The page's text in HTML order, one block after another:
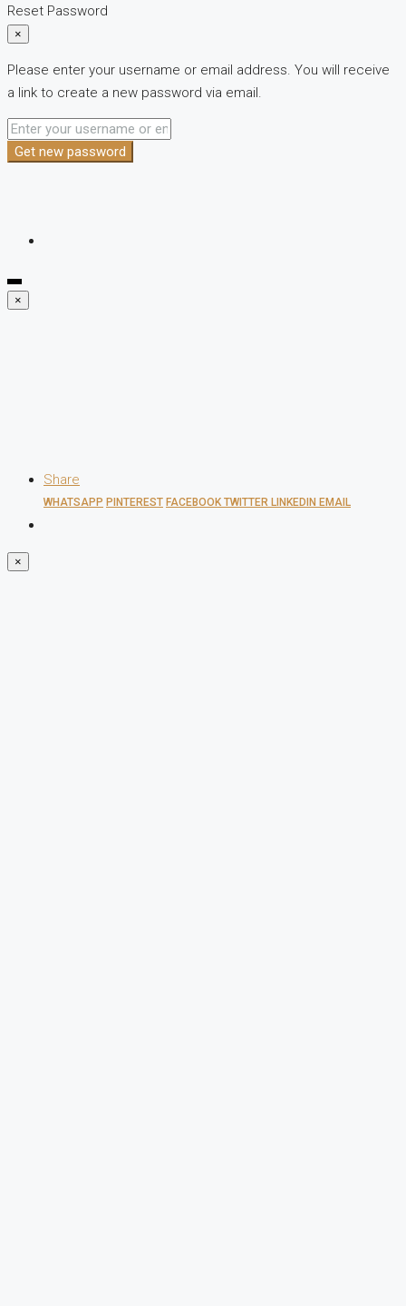
Reset Password
×
Please enter your username or email address. You will receive
a link to create a new password via email.
Get new password
×
Share
WHATSAPP PINTEREST FACEBOOK TWITTER LINKEDIN EMAIL
×